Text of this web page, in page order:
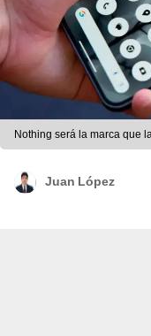
Nothing será la marca que
Juan López